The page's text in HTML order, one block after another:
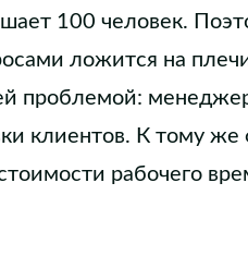
100 человек.
ложится на
проблемой:
клиентов. К тому
рабочего